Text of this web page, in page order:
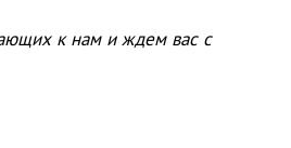
к нам и ждем вас с